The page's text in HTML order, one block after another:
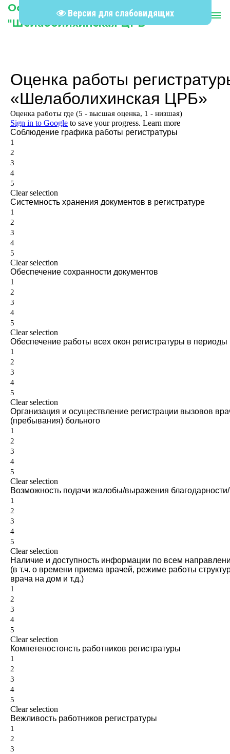
Версия для слабовидящих
Официальный сайт КГБУЗ
"Шелаболихинская ЦРБ"
menu